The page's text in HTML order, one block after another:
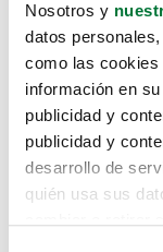
Nosotros y
datos
como las
información en
publicidad y
publicidad y
desarrollo de
quién usa sus
Lo
te
Pero puedes
buscando en